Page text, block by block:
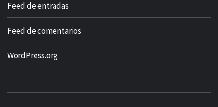
Feed de entradas
Feed de comentarios
WordPress.org